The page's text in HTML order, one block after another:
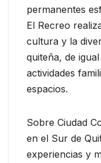
permanentes
El Recreo
cultura y la
quiteña, de
actividades
espacios.
Sobre Ciudad
en el Sur de
experiencias y